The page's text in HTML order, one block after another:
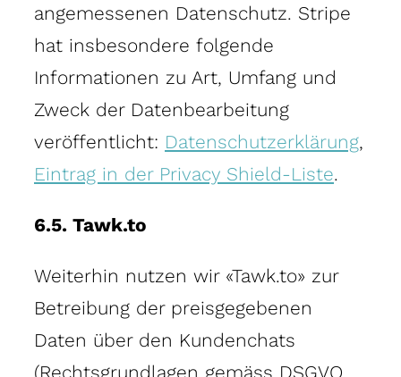
angemessenen Datenschutz. Stripe
hat insbesondere folgende
Informationen zu Art, Umfang und
Zweck der Datenbearbeitung
veröffentlicht: Datenschutzerklärung,
Eintrag in der Privacy Shield-Liste.
6.5. Tawk.to
Weiterhin nutzen wir «Tawk.to» zur
Betreibung der preisgegebenen
Daten über den Kundenchats
(Rechtsgrundlagen gemäss DSGVO,